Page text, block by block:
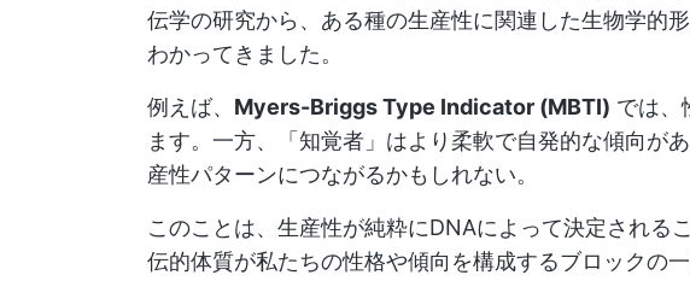
伝学の研究から、ある種の生産性に関連した生物学的
わかってきました。
例えば、 Myers-Briggs Type Indicator (MBTI) では、
ます。一方、「知覚者」はより柔軟で自発的な傾向が
産性パターンにつながるかもしれない。
このことは、生産性が純粋にDNAによって決定される
伝的体質が私たちの性格や傾向を構成するブロックの